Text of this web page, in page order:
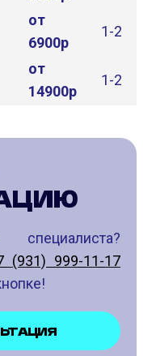
от
6900р
1-2
от
14900р
1-2
(931) 999-11-17